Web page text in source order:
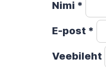
Nimi *
E-post *
Veebileht